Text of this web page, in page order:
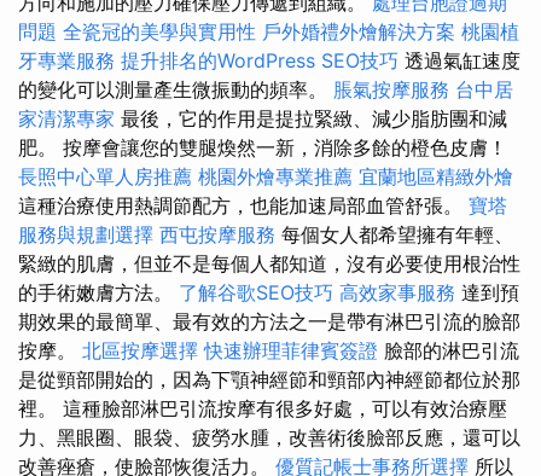
問題 全瓷冠的美學與實用性 戶外婚禮外燴解決方案 桃園植
牙專業服務 提升排名的WordPress SEO技巧 透過氣缸速度
的變化可以測量產生微振動的頻率。 脹氣按摩服務 台中居
家清潔專家 最後，它的作用是提拉緊緻、減少脂肪團和減
肥。 按摩會讓您的雙腿煥然一新，消除多餘的橙色皮膚！
長照中心單人房推薦 桃園外燴專業推薦 宜蘭地區精緻外燴
這種治療使用熱調節配方，也能加速局部血管舒張。 寶塔
服務與規劃選擇 西屯按摩服務 每個女人都希望擁有年輕、
緊緻的肌膚，但並不是每個人都知道，沒有必要使用根治性
的手術嫩膚方法。 了解谷歌SEO技巧 高效家事服務 達到預
期效果的最簡單、最有效的方法之一是帶有淋巴引流的臉部
按摩。 北區按摩選擇快速辦理菲律賓簽證 臉部的淋巴引流
是從頸部開始的，因為下顎神經節和頸部內神經節都位於那
裡。 這種臉部淋巴引流按摩有很多好處，可以有效治療壓
力、黑眼圈、眼袋、疲勞水腫，改善術後臉部反應，還可以
改善痤瘡，使臉部恢復活力。 優質記帳士事務所選擇 所以